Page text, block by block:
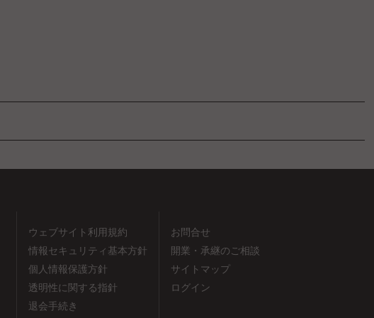
ウェブサイト利用規約
情報セキュリティ基本方針
個人情報保護方針
透明性に関する指針
退会手続き
お問合せ
開業・承継のご相談
サイトマップ
ログイン